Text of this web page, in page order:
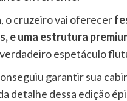
o cruzeiro vai oferecer
e uma estrutura
espetáculo
garantir sua
detalhe dessa edição